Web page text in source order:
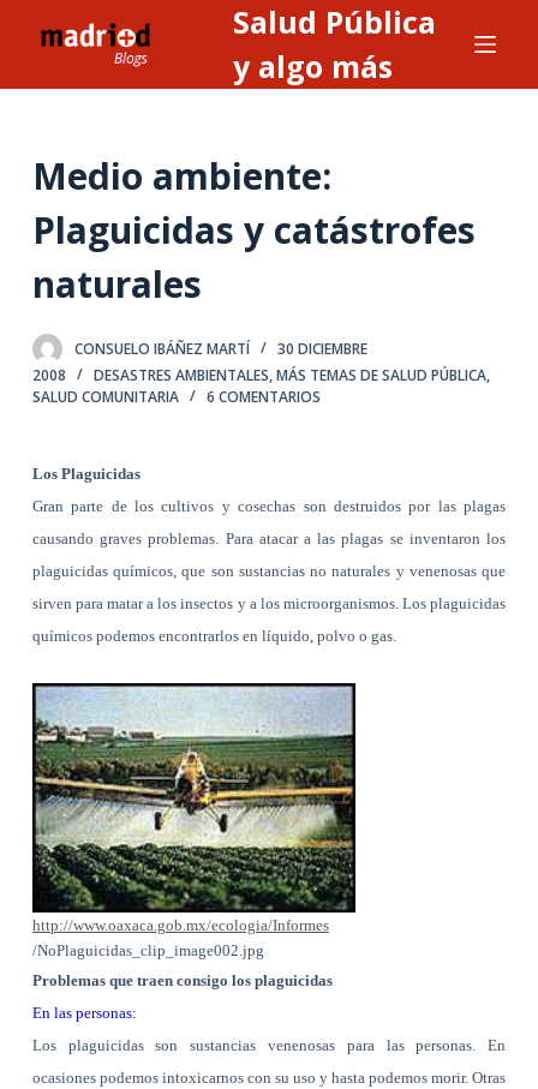
l
n
e
d
Salud Pública
y algo más
Medio ambiente:
Plaguicidas y catástrofes
naturales
CONSUELO IBÁÑEZ MARTÍ
30 DICIEMBRE
2008
DESASTRES AMBIENTALES,MÁS TEMAS DE SALUD PÚBLICA,
SALUD COMUNITARIA
6 COMENTARIOS
Los Plaguicidas
Gran parte de los cultivos y cosechas son destruidos por las plagas
causando graves problemas. Para atacar a las plagas se inventaron los
plaguicidas químicos, que son sustancias no naturales y venenosas que
sirven para matar a los insectos y a los microorganismos. Los plaguicidas
químicos podemos encontrarlos en líquido, polvo o gas.
http://www.oaxaca.gob.mx/ecologia/Informes
/NoPlaguicidas_clip_image002.jpg
Problemas que traen consigo los plaguicidas
En las personas:
Los plaguicidas son sustancias venenosas para las personas. En
ocasiones podemos intoxicarnos con su uso y hasta podemos morir. Otras